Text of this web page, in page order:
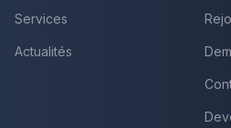
Services
Actualités